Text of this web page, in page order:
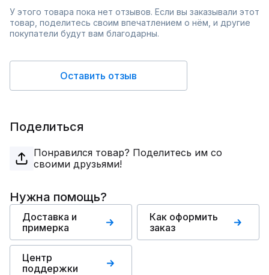
У этого товара пока нет отзывов. Если вы заказывали этот
товар, поделитесь своим впечатлением о нём, и другие
покупатели будут вам благодарны.
Оставить отзыв
Поделиться
Понравился товар? Поделитесь им со
своими друзьями!
Нужна помощь?
Доставка и
примерка
Как оформить
заказ
Центр
поддержки